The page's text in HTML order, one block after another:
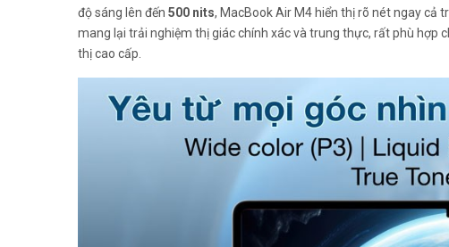
độ sáng lên đến 500 nits, MacBook Air M4 hiển thị rõ nét ngay cả
mang lại trải nghiệm thị giác chính xác và trung thực, rất phù hợp
thị cao cấp.